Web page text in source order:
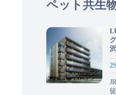
ペット共生
沢